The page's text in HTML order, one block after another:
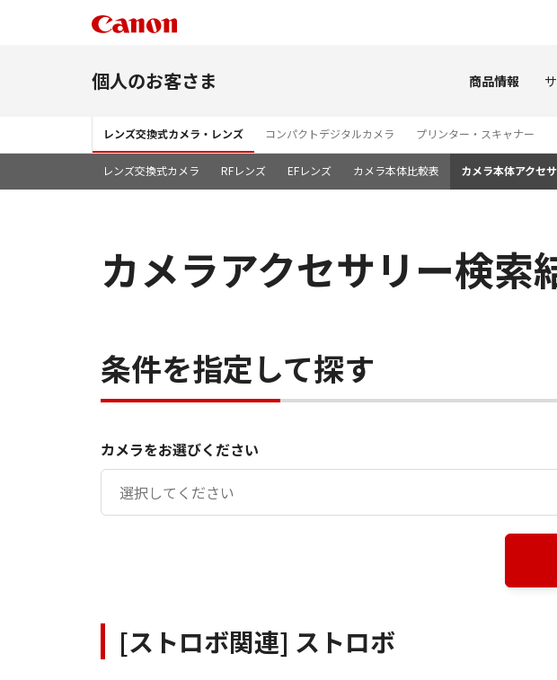
個人のお客さま 商品情報
レンズ交換式カメラ・レンズ コンパクトデジタルカメラ プリンター・スキャナー
レンズ交換式カメラ RFレンズ EFレンズ カメラ本体比較表 カメラ本体アクセ
カメラアクセサリー検索
条件を指定して探す
カメラをお選びください
[ストロボ関連] ストロボ